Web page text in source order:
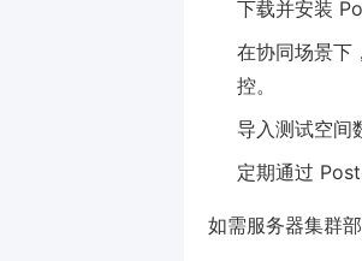
下载并安装
在协同场景下
控。
导入测试空间
定期通过
如需服务器集群